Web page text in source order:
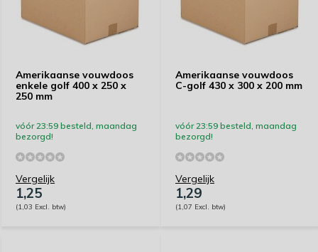
Amerikaanse vouwdoos
enkele golf 400 x 250 x
250 mm
vóór 23:59 besteld, maandag
bezorgd!
Vergelijk
1,25
(1,03 Excl. btw)
Amerikaanse vouwdoos
C-golf 430 x 300 x 200 mm
vóór 23:59 besteld, maandag
bezorgd!
Vergelijk
1,29
(1,07 Excl. btw)